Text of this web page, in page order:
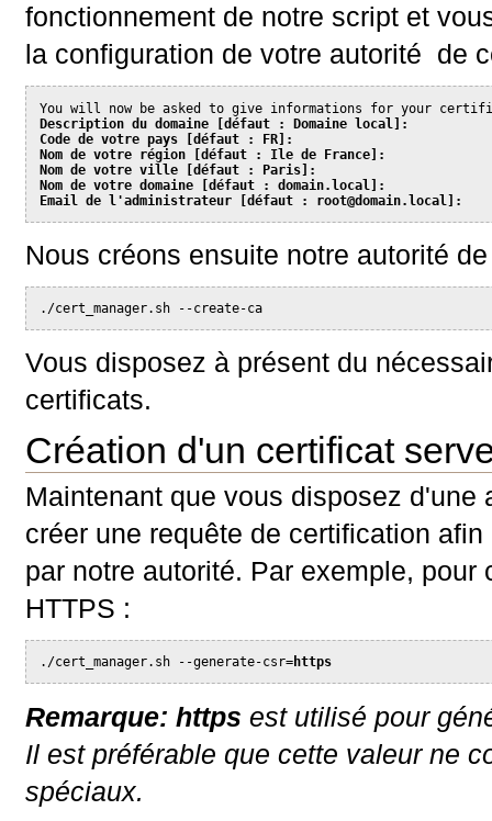
fonctionnement de notre script et
la configuration de votre autorité de
You will now be asked to give informations for your
Description du domaine [défaut : Domaine local]:
Code de votre pays [défaut : FR]:
Nom de votre région [défaut : Ile de France]:
Nom de votre ville [défaut : Paris]:
Nom de votre domaine [défaut : domain.local]:
Email de l'administrateur [défaut : root@domain.local]:
Nous créons ensuite notre autorité
./cert_manager.sh --create-ca
Vous disposez à présent du
certificats.
Création d'un certificat
Maintenant que vous disposez
créer une requête de certification
par notre autorité. Par exemple,
HTTPS :
./cert_manager.sh --generate-csr=https
Remarque: https est utilisé pour
Il est préférable que cette valeur ne
spéciaux.